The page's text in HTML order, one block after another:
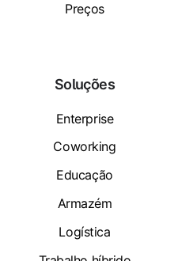
Preços
Soluções
Enterprise
Coworking
Educação
Armazém
Logística